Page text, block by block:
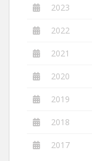
2023
2022
2021
2020
2019
2018
2017